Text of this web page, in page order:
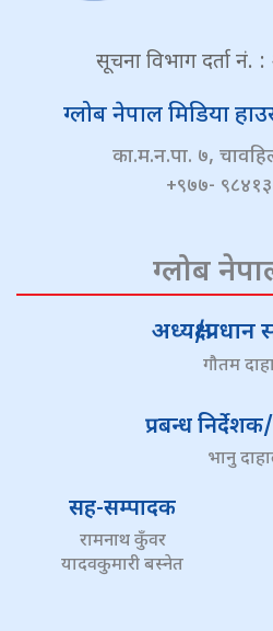
सूचना विभाग दर्ता नं.
ग्लोब नेपाल मिडिया
का.म.न.पा. ७,
+९७७-
ग्लोब
अध्यक्ष/
गौतम
प्रबन्ध
भानु
सह-सम्पादक
रामनाथ कुँवर
यादवकुमारी बस्नेत